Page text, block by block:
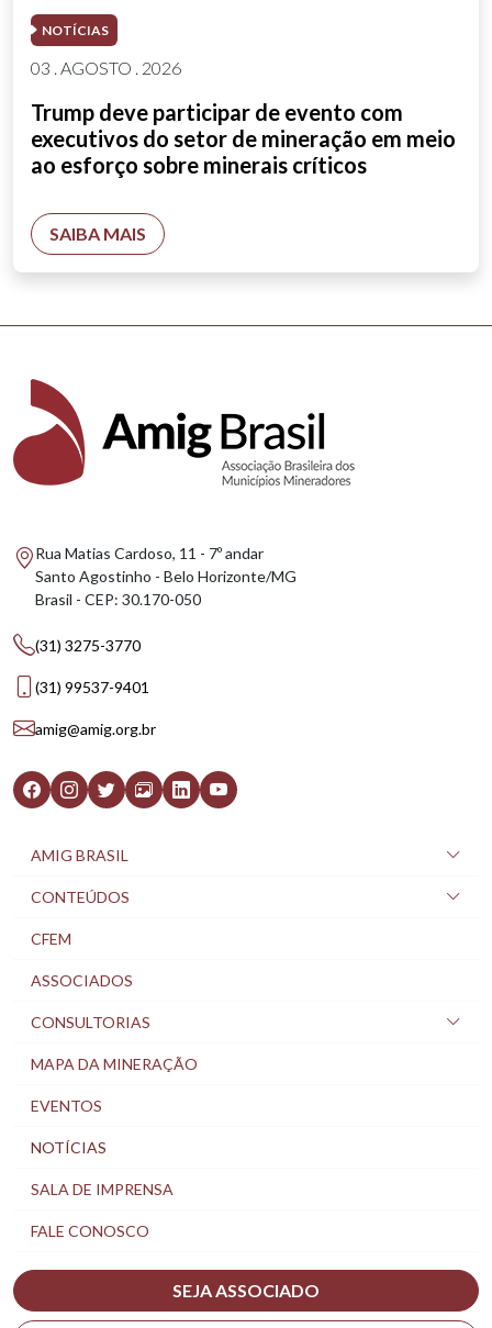
NOTÍCIAS
03 . AGOSTO . 2026
Trump deve participar de evento com
executivos do setor de mineração em meio
ao esforço sobre minerais críticos
SAIBA MAIS
Rua Matias Cardoso, 11 - 7º andar
Santo Agostinho - Belo Horizonte/MG
Brasil - CEP: 30.170-050
(31) 3275-3770
(31) 99537-9401
amig@amig.org.br
AMIG BRASIL
CONTEÚDOS
CFEM
ASSOCIADOS
CONSULTORIAS
MAPA DA MINERAÇÃO
EVENTOS
NOTÍCIAS
SALA DE IMPRENSA
FALE CONOSCO
SEJA ASSOCIADO